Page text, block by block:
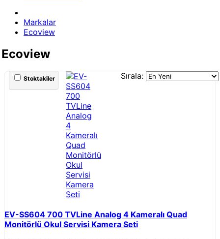
Markalar
Ecoview
Ecoview
Sırala:
Stoktakiler
EV-SS604 700 TVLine Analog 4 Kameralı Quad
Monitörlü Okul Servisi Kamera Seti